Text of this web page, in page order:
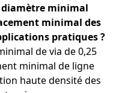
diamètre minimal
minimal des
pratiques ?
de via de 0,25
minimal de ligne
haute densité des